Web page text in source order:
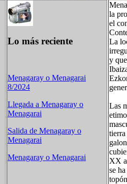
Lo más reciente
Menagaray o Menagarai
8/2024
Llegada a Menagaray o
Menagarai
Salida de Menagaray o
Menagarai
Menagaray o Menagarai
la
el
La
y
Las
tierra
XX
se